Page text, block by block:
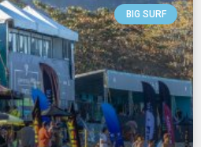
BIG SURF